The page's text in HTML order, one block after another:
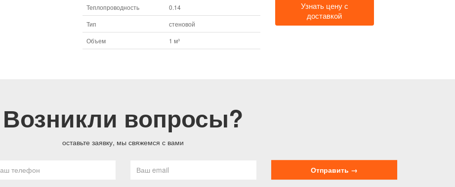
Теплопроводность
0.14
Тип
стеновой
Объем
1 м³
Узнать цену с
доставкой
Возникли вопросы?
оставьте заявку, мы свяжемся с вами